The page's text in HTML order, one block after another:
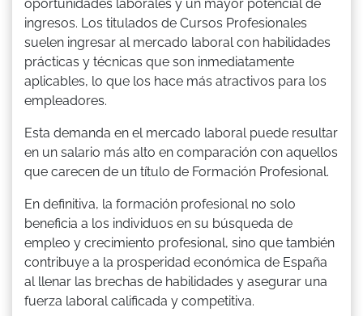
oportunidades laborales y un mayor potencial de
ingresos. Los titulados de Cursos Profesionales
suelen ingresar al mercado laboral con habilidades
prácticas y técnicas que son inmediatamente
aplicables, lo que los hace más atractivos para los
empleadores.
Esta demanda en el mercado laboral puede resultar
en un salario más alto en comparación con aquellos
que carecen de un título de Formación Profesional.
En definitiva, la formación profesional no solo
beneficia a los individuos en su búsqueda de
empleo y crecimiento profesional, sino que también
contribuye a la prosperidad económica de España
al llenar las brechas de habilidades y asegurar una
fuerza laboral calificada y competitiva.